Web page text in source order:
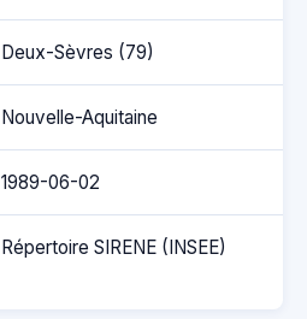
Deux-Sèvres (79)
Nouvelle-Aquitaine
1989-06-02
Répertoire SIRENE (INSEE)